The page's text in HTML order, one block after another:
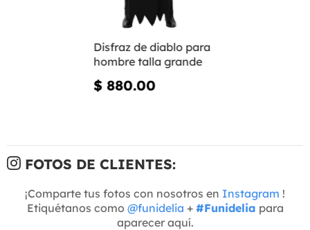
Disfraz de diablo para
hombre talla grande
$ 880.00
FOTOS DE CLIENTES:
¡Comparte tus fotos con nosotros en Instagram !
Etiquétanos como @funidelia + #Funidelia para
aparecer aquí.